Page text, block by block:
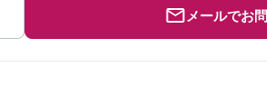
メールでお